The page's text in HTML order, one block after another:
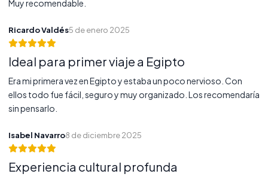
Muy recomendable.
Ricardo Valdés5 de enero 2025
Ideal para primer viaje a Egipto
Era mi primera vez en Egipto y estaba un poco nervioso. Con
ellos todo fue fácil, seguro y muy organizado. Los recomendaría
sin pensarlo.
Isabel Navarro8 de diciembre 2025
Experiencia cultural profunda